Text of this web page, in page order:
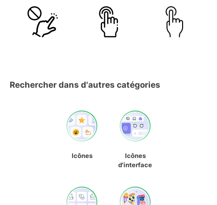
Rechercher dans d'autres catégories
Icônes
Icônes
d'interface